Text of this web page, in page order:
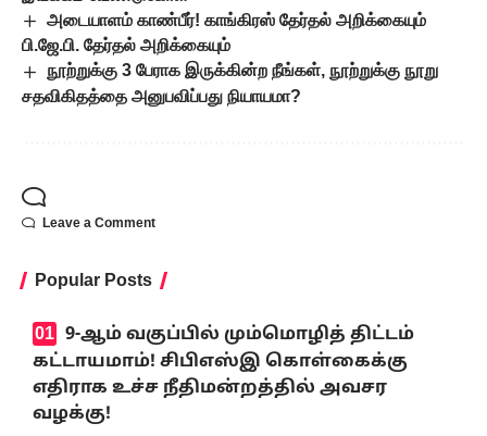
அடையாளம் காண்பீர்! காங்கிரஸ் தேர்தல் அறிக்கையும்
பி.ஜே.பி. தேர்தல் அறிக்கையும்
நூற்றுக்கு 3 பேராக இருக்கின்ற நீங்கள், நூற்றுக்கு நூறு
சதவிகிதத்தை அனுபவிப்பது நியாயமா?
Leave a Comment
Popular Posts
9-ஆம் வகுப்பில் மும்மொழித் திட்டம்
கட்டாயமாம்! சிபிஎஸ்இ கொள்கைக்கு
எதிராக உச்ச நீதிமன்றத்தில் அவசர
வழக்கு!